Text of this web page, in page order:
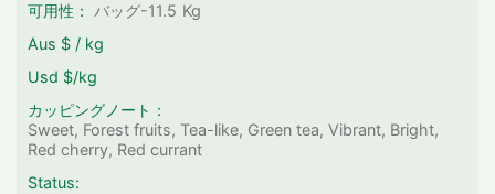
可用性：
バッグ-11.5 Kg
Aus $ / kg
Usd $/kg
カッピングノート：
Sweet, Forest fruits, Tea-like, Green tea, Vibrant, Bright,
Red cherry, Red currant
Status: